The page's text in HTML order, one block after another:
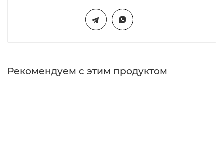
Рекомендуем с этим продуктом